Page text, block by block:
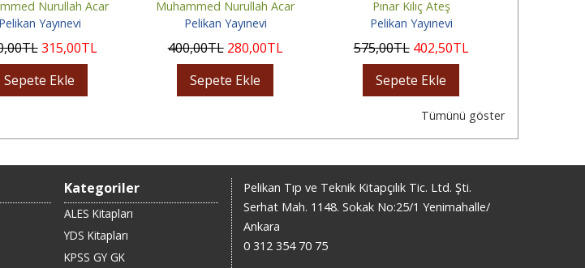
Nurullah Acar
Pelikan Yayınevi
,00TL 315,00TL
Sepete Ekle
Sorulan...
Muhammed Nurullah Acar
Pelikan Yayınevi
400,00TL 280,00TL
Sepete Ekle
Pınar Kılıç Ateş
Pelikan Yayınevi
575,00TL 402,50TL
Sepete Ekle
Tümünü göster
Kategoriler
ALES Kitapları
YDS Kitapları
KPSS GY GK
Pelikan Tıp ve Teknik Kitapçılık Tic. Ltd. Şti.
Serhat Mah. 1148. Sokak No:25/1 Yenimahalle/
Ankara
0 312 354 70 75